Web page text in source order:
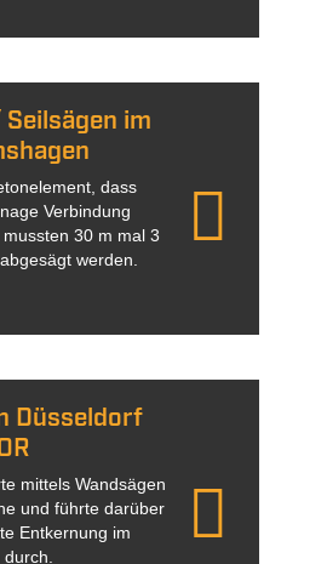
im
dass
Verbindung
30 m mal 3
werden.
Düsseldorf
mittels Wandsägen
und führte darüber
Entkernung im